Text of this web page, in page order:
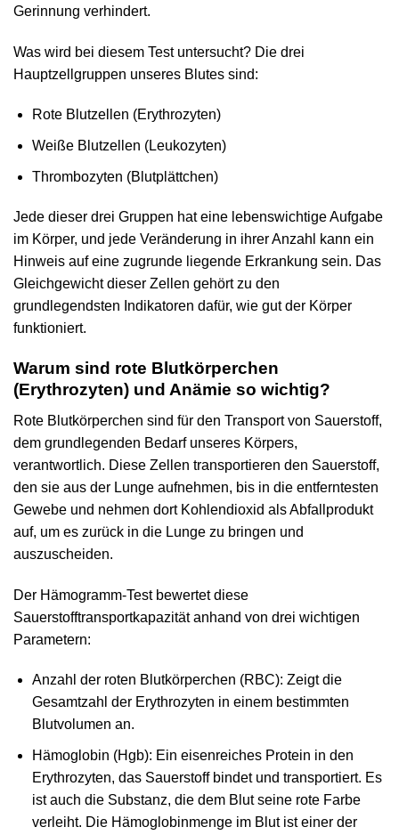
Gerinnung verhindert.
Was wird bei diesem Test untersucht? Die drei
Hauptzellgruppen unseres Blutes sind:
Rote Blutzellen (Erythrozyten)
Weiße Blutzellen (Leukozyten)
Thrombozyten (Blutplättchen)
Jede dieser drei Gruppen hat eine lebenswichtige Aufgabe
im Körper, und jede Veränderung in ihrer Anzahl kann ein
Hinweis auf eine zugrunde liegende Erkrankung sein. Das
Gleichgewicht dieser Zellen gehört zu den
grundlegendsten Indikatoren dafür, wie gut der Körper
funktioniert.
Warum sind rote Blutkörperchen
(Erythrozyten) und Anämie so wichtig?
Rote Blutkörperchen sind für den Transport von Sauerstoff,
dem grundlegenden Bedarf unseres Körpers,
verantwortlich. Diese Zellen transportieren den Sauerstoff,
den sie aus der Lunge aufnehmen, bis in die entferntesten
Gewebe und nehmen dort Kohlendioxid als Abfallprodukt
auf, um es zurück in die Lunge zu bringen und
auszuscheiden.
Der Hämogramm-Test bewertet diese
Sauerstofftransportkapazität anhand von drei wichtigen
Parametern:
Anzahl der roten Blutkörperchen (RBC): Zeigt die
Gesamtzahl der Erythrozyten in einem bestimmten
Blutvolumen an.
Hämoglobin (Hgb): Ein eisenreiches Protein in den
Erythrozyten, das Sauerstoff bindet und transportiert. Es
ist auch die Substanz, die dem Blut seine rote Farbe
verleiht. Die Hämoglobinmenge im Blut ist einer der